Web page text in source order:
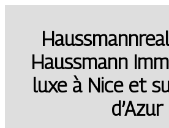
Haussmann
luxe à Nice et
d’Azur